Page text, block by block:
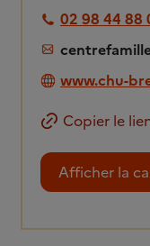
02 98 44 88
www.chu-
Copier le
Afficher la